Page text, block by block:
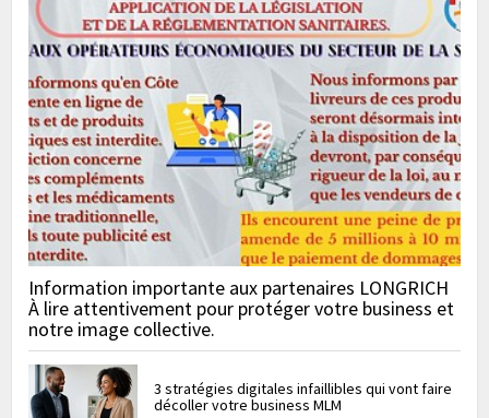
Information importante aux partenaires LONGRICH
À lire attentivement pour protéger votre business et
notre image collective.
3 stratégies digitales infaillibles qui vont faire
décoller votre business MLM